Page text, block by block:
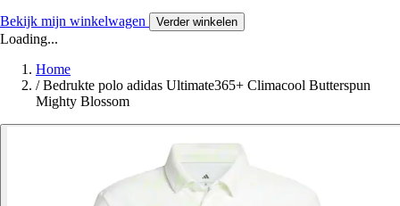
Bekijk mijn winkelwagen Verder winkelen
Loading...
Home
/ Bedrukte polo adidas Ultimate365+ Climacool Butterspun
Mighty Blossom